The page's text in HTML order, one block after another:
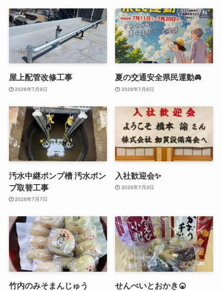
屋上配管改修工事
2026年7月9日
夏の交通安全県民運動🚘
2026年7月8日
汚水中継ポンプ槽 汚水ポン
プ取替工事
2026年7月7日
入社歓迎会✨
2026年7月3日
竹内のみそまんじゅう せんべいとおかき🍘